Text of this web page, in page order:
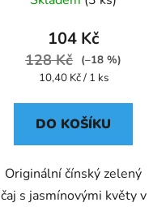
104 Kč
128 Kč
(–18 %)
Měrná
10,40 Kč / 1 ks
DO KOŠÍKU
Originální čínský zelený
čaj s jasmínovými květy v